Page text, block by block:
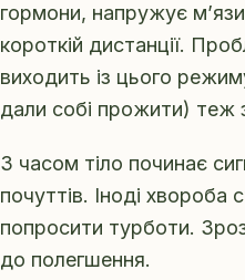
гормони, напружує
короткій дистанції.
виходить із цього
дали собі прожити) теж
З часом тіло починає
почуттів. Іноді
попросити турботи.
до полегшення.